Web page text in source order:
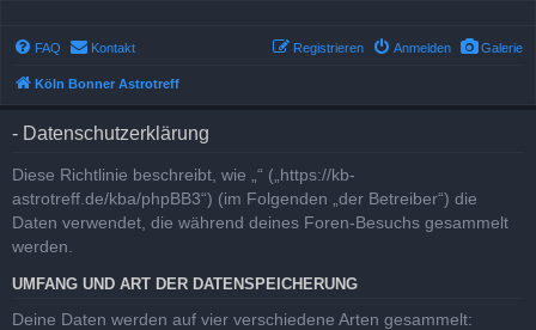
Galerie
FAQ Kontakt Anmelden
Registrieren
Köln Bonner Astrotreff
- Datenschutzerklärung
Diese Richtlinie beschreibt, wie „“ („https://kb-
astrotreff.de/kba/phpBB3“) (im Folgenden „der Betreiber“) die
Daten verwendet, die während deines Foren-Besuchs gesammelt
werden.
UMFANG UND ART DER DATENSPEICHERUNG
Deine Daten werden auf vier verschiedene Arten gesammelt: